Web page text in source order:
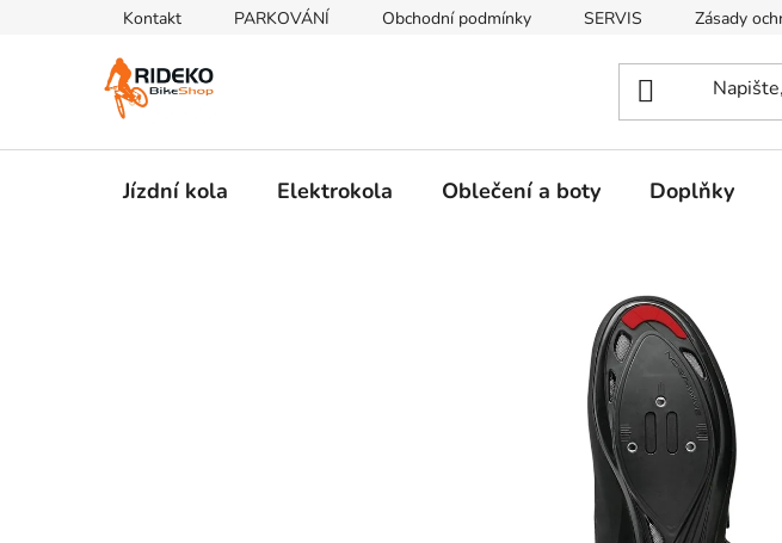
Kontakt PARKOVÁNÍ Obchodní podmínky SERVIS Zásady
Jízdní kola Elektrokola Oblečení a boty Doplňky